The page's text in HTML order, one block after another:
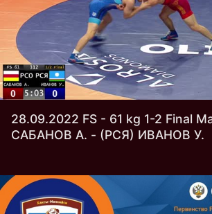
28.09.2022 FS - 61 kg 1-2 Final
САБАНОВ А. - (РСЯ) ИВАНОВ У.